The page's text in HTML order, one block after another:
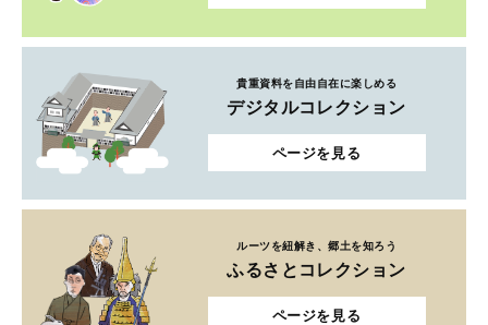
貴重資料を自由自在に楽しめる
デジタルコレクション
ページを見る
ルーツを紐解き、郷土を知ろう
ふるさとコレクション
ページを見る